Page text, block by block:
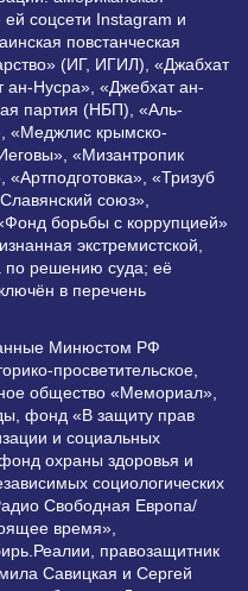
соцсети Instagram и
повстанческая
(ИГ, ИГИЛ), «Джабхат
Нусра», «Джебхат ан-
партия (НБП), «Аль-
«Меджлис крымско-
«Мизантропик
«Артподготовка», «Тризуб
союз»,
борьбы с коррупцией»
экстремистской,
по решению суда; её
в перечень
Минюстом РФ
просветительское,
общество «Мемориал»,
фонд «В защиту прав
и социальных
охраны здоровья и
социологических
Свободная Европа/
время»,
правозащитник
Савицкая и Сергей